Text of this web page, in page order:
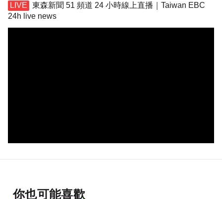
東森新聞 51 頻道 24 小時線上直播｜Taiwan EBC
24h live news
你也可能喜歡